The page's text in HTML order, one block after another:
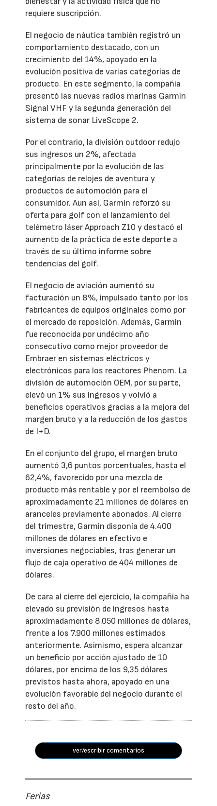
requiere suscripción.
El negocio de náutica también registró un
comportamiento destacado, con un
crecimiento del 14%, apoyado en la
evolución positiva de varias categorías de
producto. En este segmento, la compañía
presentó las nuevas radios marinas Garmin
Signal VHF y la segunda generación del
sistema de sonar LiveScope 2.
Por el contrario, la división outdoor redujo
sus ingresos un 2%, afectada
principalmente por la evolución de las
categorías de relojes de aventura y
productos de automoción para el
consumidor. Aun así, Garmin reforzó su
oferta para golf con el lanzamiento del
telémetro láser Approach Z10 y destacó el
aumento de la práctica de este deporte a
través de su último informe sobre
tendencias del golf.
El negocio de aviación aumentó su
facturación un 8%, impulsado tanto por los
fabricantes de equipos originales como por
el mercado de reposición. Además, Garmin
fue reconocida por undécimo año
consecutivo como mejor proveedor de
Embraer en sistemas eléctricos y
electrónicos para los reactores Phenom. La
división de automoción OEM, por su parte,
elevó un 1% sus ingresos y volvió a
beneficios operativos gracias a la mejora del
margen bruto y a la reducción de los gastos
de I+D.
En el conjunto del grupo, el margen bruto
aumentó 3,6 puntos porcentuales, hasta el
62,4%, favorecido por una mezcla de
producto más rentable y por el reembolso de
aproximadamente 21 millones de dólares en
aranceles previamente abonados. Al cierre
del trimestre, Garmin disponía de 4.400
millones de dólares en efectivo e
inversiones negociables, tras generar un
flujo de caja operativo de 404 millones de
dólares.
De cara al cierre del ejercicio, la compañía ha
elevado su previsión de ingresos hasta
aproximadamente 8.050 millones de dólares,
frente a los 7.900 millones estimados
anteriormente. Asimismo, espera alcanzar
un beneficio por acción ajustado de 10
dólares, por encima de los 9,35 dólares
previstos hasta ahora, apoyado en una
evolución favorable del negocio durante el
resto del año.
ver/escribir comentarios
Ferias